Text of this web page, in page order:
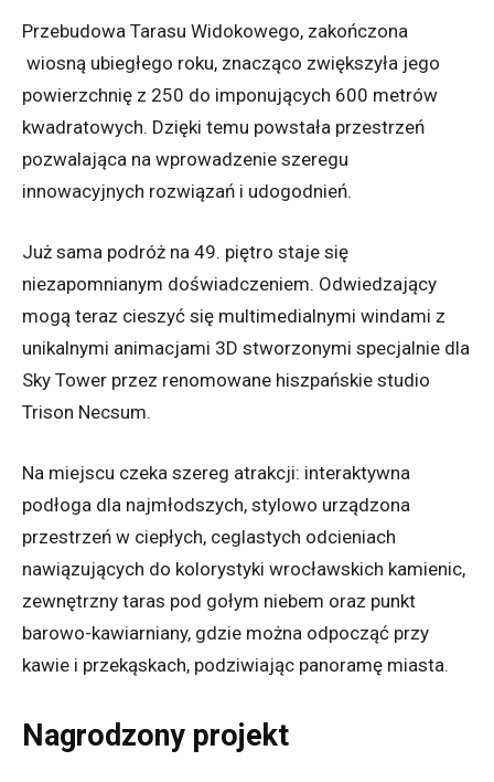
Przebudowa Tarasu Widokowego, zakończona
wiosną ubiegłego roku, znacząco zwiększyła jego
powierzchnię z 250 do imponujących 600 metrów
kwadratowych. Dzięki temu powstała przestrzeń
pozwalająca na wprowadzenie szeregu
innowacyjnych rozwiązań i udogodnień.
Już sama podróż na 49. piętro staje się
niezapomnianym doświadczeniem. Odwiedzający
mogą teraz cieszyć się multimedialnymi windami z
unikalnymi animacjami 3D stworzonymi specjalnie dla
Sky Tower przez renomowane hiszpańskie studio
Trison Necsum.
Na miejscu czeka szereg atrakcji: interaktywna
podłoga dla najmłodszych, stylowo urządzona
przestrzeń w ciepłych, ceglastych odcieniach
nawiązujących do kolorystyki wrocławskich kamienic,
zewnętrzny taras pod gołym niebem oraz punkt
barowo-kawiarniany, gdzie można odpocząć przy
kawie i przekąskach, podziwiając panoramę miasta.
Nagrodzony projekt